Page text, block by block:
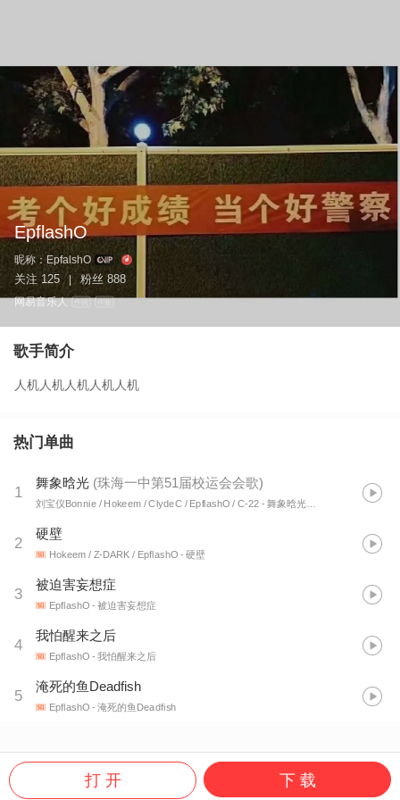
EpflashO
昵称： EpfalshO
关注 125 粉丝 888
网易音乐人 作词 作曲
歌手简介
人机人机人机人机人机
热门单曲
1
舞象晗光 (珠海一中第51届校运会会歌)
刘宝仪Bonnie / Hokeem / ClydeC / EpflashO / C-22 - 舞象晗光（珠海一中第51届校运会会歌）
2
硬壁
Hokeem / Z-DARK / EpflashO - 硬壁
3
被迫害妄想症
EpflashO - 被迫害妄想症
4
我怕醒来之后
EpflashO - 我怕醒来之后
5
淹死的鱼Deadfish
EpflashO - 淹死的鱼Deadfish
打 开 下 载